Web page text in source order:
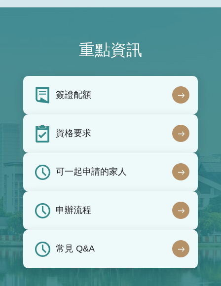
重點資訊
簽證配額
資格要求
可一起申請的家人
申辦流程
常見 Q&A